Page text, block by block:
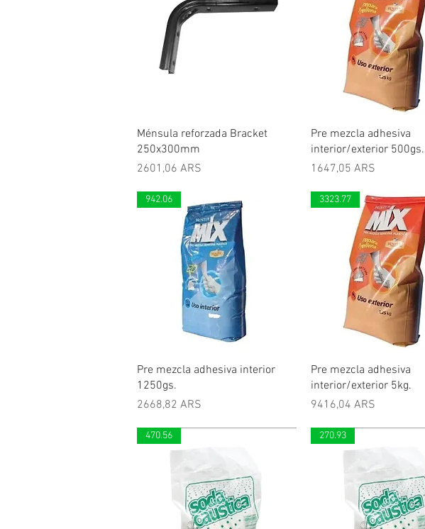
Vista rápida
Ménsula reforzada Bracket
250x300mm
Precio
2601,06 ARS
Vista rápida
Pre mezcla adhesiva
interior/exterior 500gs.
Precio
1647,05 ARS
Vista rápida
942.06
Pre mezcla adhesiva interior
1250gs.
Precio
2668,82 ARS
Vista rápida
3323.77
Pre mezcla adhesiva
interior/exterior 5kg.
Precio
9416,04 ARS
470.56 270.93